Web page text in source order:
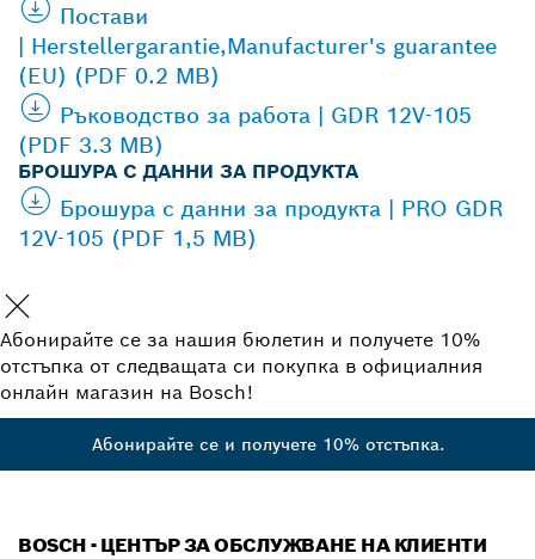
Постави
| Herstellergarantie,Manufacturer's guarantee
(EU) (PDF 0.2 MB)
Ръководство за работа | GDR 12V-105
(PDF 3.3 MB)
БРОШУРА С ДАННИ ЗА ПРОДУКТА
Брошура с данни за продукта | PRO GDR
12V-105 (PDF 1,5 MB)
Абонирайте се за нашия бюлетин и получете 10%
отстъпка от следващата си покупка в официалния
онлайн магазин на Bosch!
Абонирайте се и получете 10% отстъпка.
BOSCH - ЦЕНТЪР ЗА ОБСЛУЖВАНЕ НА КЛИЕНТИ